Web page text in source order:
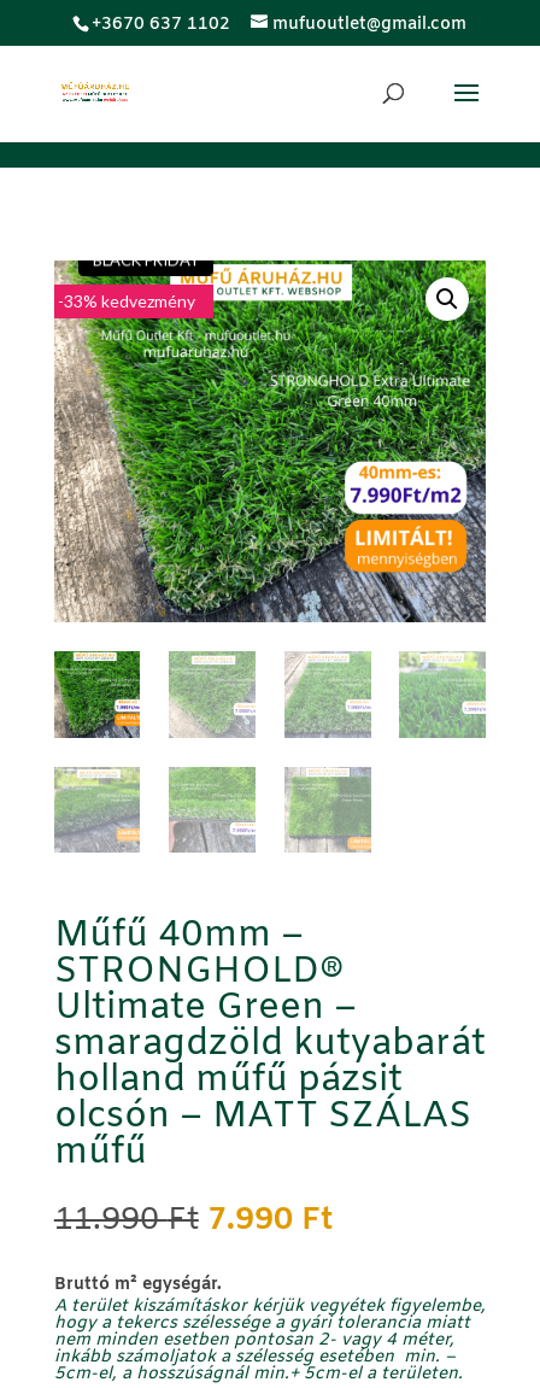
+3670 637 1102 mufuoutlet@gmail.com
BLACK FRIDAY
-33% kedvezmény
Műfű 40mm –
STRONGHOLD®
Ultimate Green –
smaragdzöld kutyabarát
holland műfű pázsit
olcsón – MATT SZÁLAS
műfű
11.990Ft Original
was:
11.990 Ft.
7.990 FtCurrent
7.990 Ft.
Bruttó m² egységár.
A terület kiszámításkor kérjük vegyétek figyelembe,
hogy a tekercs szélessége a gyári tolerancia miatt
nem minden esetben pontosan 2- vagy 4 méter,
inkább számoljatok a szélesség esetében min. –
5cm-el, a hosszúságnál min.+ 5cm-el a területen.